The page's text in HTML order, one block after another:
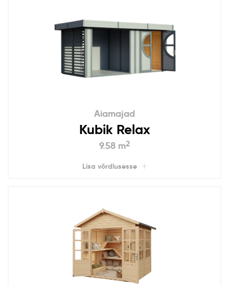
Aiamajad
Kubik Relax
9.58 m2
Lisa võrdlusesse